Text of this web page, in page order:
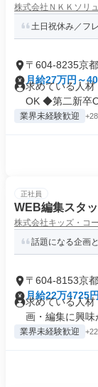
株式会社ＮＫＫソリ
土日祝休み／フ
〒604-8235京
月給27万円～
求めている人
OK ◆第二新卒
業界未経験歓迎
正社員
WEB編集スタ
株式会社キッズ・コ
話題になる企画
〒604-8153京
月給22万4725
求めている人
画・編集に興味
業界未経験歓迎